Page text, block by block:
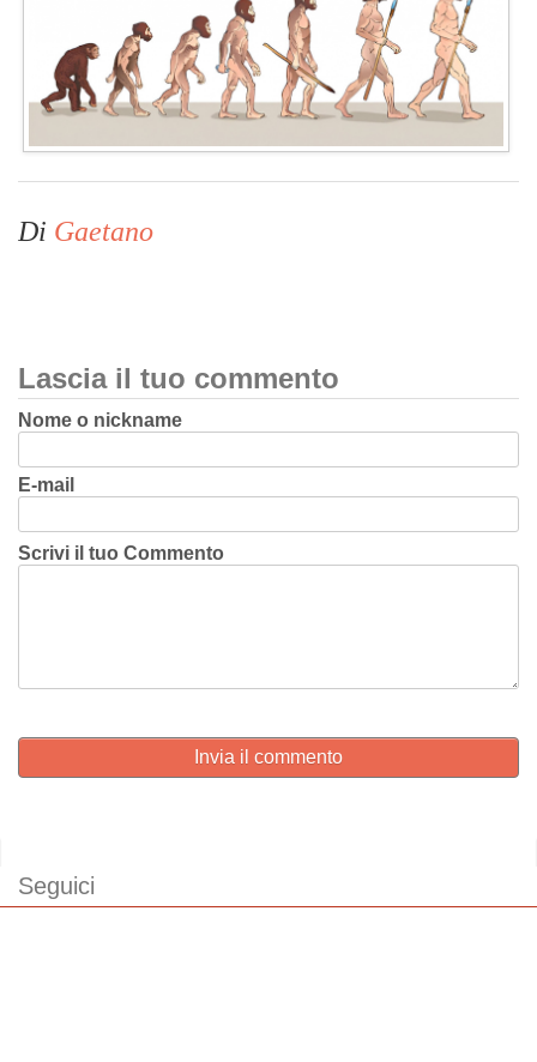
Di Gaetano
Lascia il tuo commento
Nome o nickname
E-mail
Scrivi il tuo Commento
Invia il commento
Seguici